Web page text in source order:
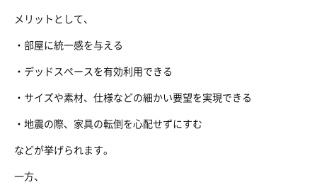
メリットとして、
・部屋に統一感を与える
・デッドスペースを有効利用できる
・サイズや素材、仕様などの細かい要望を実現できる
・地震の際、家具の転倒を心配せずにすむ
などが挙げられます。
一方、